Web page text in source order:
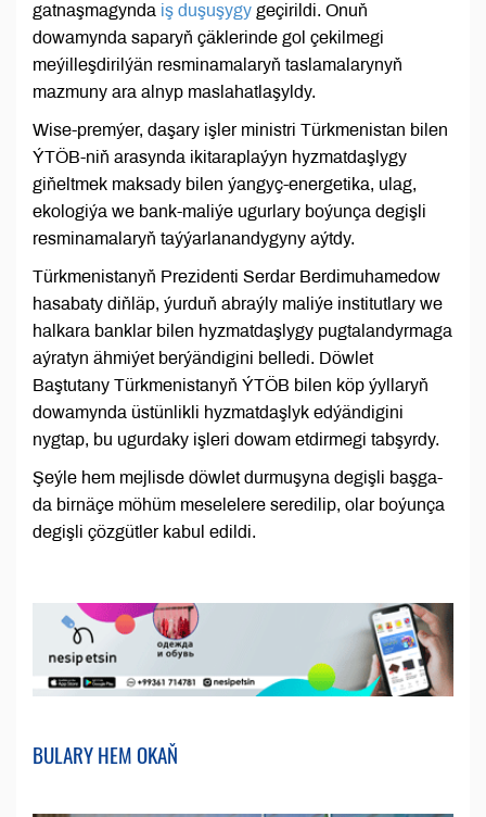
gatnaşmagynda iş duşuşygy geçirildi. Onuň
dowamynda saparyň çäklerinde gol çekilmegi
meýilleşdirilýän resminamalaryň taslamalarynyň
mazmuny ara alnyp maslahatlaşyldy.
Wise-premýer, daşary işler ministri Türkmenistan bilen
ÝTÖB-niň arasynda ikitaraplaýyn hyzmatdaşlygy
giňeltmek maksady bilen ýangyç-energetika, ulag,
ekologiýa we bank-maliýe ugurlary boýunça degişli
resminamalaryň taýýarlanandygyny aýtdy.
Türkmenistanyň Prezidenti Serdar Berdimuhamedow
hasabaty diňläp, ýurduň abraýly maliýe institutlary we
halkara banklar bilen hyzmatdaşlygy pugtalandyrmaga
aýratyn ähmiýet berýändigini belledi. Döwlet
Baştutany Türkmenistanyň ÝTÖB bilen köp ýyllaryň
dowamynda üstünlikli hyzmatdaşlyk edýändigini
nygtap, bu ugurdaky işleri dowam etdirmegi tabşyrdy.
Şeýle hem mejlisde döwlet durmuşyna degişli başga-
da birnäçe möhüm meselelere seredilip, olar boýunça
degişli çözgütler kabul edildi.
BULARY HEM OKAŇ